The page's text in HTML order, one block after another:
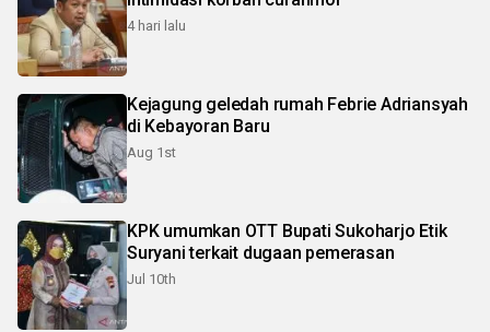
4 hari lalu
Kejagung geledah rumah Febrie Adriansyah
di Kebayoran Baru
Aug 1st
KPK umumkan OTT Bupati Sukoharjo Etik
Suryani terkait dugaan pemerasan
Jul 10th